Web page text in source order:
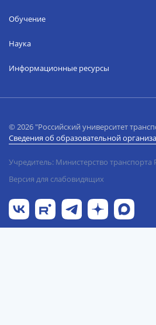
Обучение
Наука
Информационные ресурсы
© 2026 "Российский университет
Сведения об образовательной
Учредитель: Министерство
Версия для слабовидящих